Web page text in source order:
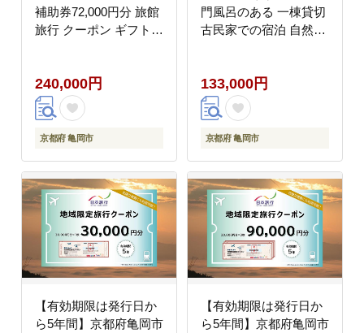
補助券72,000円分 旅館
旅行 クーポン ギフト
240,000円
京都府 亀岡市
門風呂のある 一棟貸切
古民家での宿泊 自然と
泊 農業体験 田舎 古都
別荘 自然 自由研究 森
ミュージアム
133,000円
京都府 亀岡市
【有効期限は発行日か
ら5年間】京都府亀岡市
【有効期限は発行日か
ら5年間】京都府亀岡市